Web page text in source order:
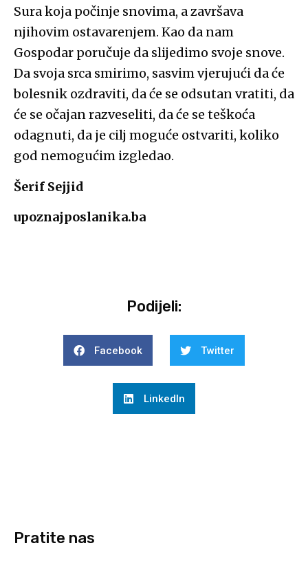
Sura koja počinje snovima, a završava
njihovim ostavarenjem. Kao da nam
Gospodar poručuje da slijedimo svoje snove.
Da svoja srca smirimo, sasvim vjerujući da će
bolesnik ozdraviti, da će se odsutan vratiti, da
će se očajan razveseliti, da će se teškoća
odagnuti, da je cilj moguće ostvariti, koliko
god nemogućim izgledao.
Šerif Sejjid
upoznajposlanika.ba
Podijeli:
Facebook Twitter
LinkedIn
Pratite nas